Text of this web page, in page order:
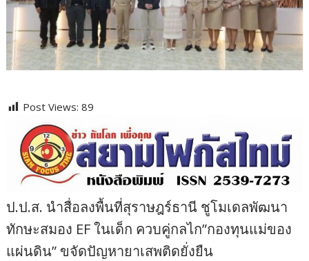
Post Views: 89
ป.ป.ส. นำสื่อลงพื้นที่สุราษฎร์ธานี ชูโมเดลพัฒนา
ทักษะสมอง EF ในเด็ก ควบคู่กลไก”กองทุนแม่ของ
แผ่นดิน” ขจัดปัญหายาเสพติดยั่งยืน